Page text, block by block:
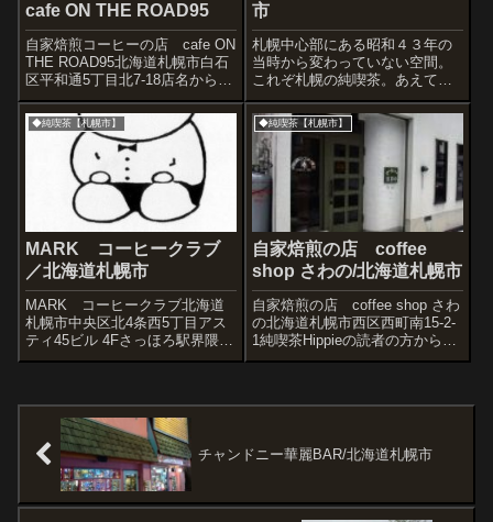
cafe ON THE ROAD95
自家焙煎コーヒーの店 cafe ON
THE ROAD95北海道札幌市白石
区平和通5丁目北7-18店名からし
て、店主が浜田省吾のファンで
あることは中年であれば割と多
くの人が推測できると思う。か
くいうぼくも昭和の頃、浜省の
ライブに連チャンで足...
市
札幌中心部にある昭和４３年の
当時から変わっていない空間。
これぞ札幌の純喫茶。あえて秘
密の喫茶。画像を見てご存じな
方も、そっと見守っていてほし
い。◆過去レポート
◆純喫茶【札幌市】
MARK コーヒークラブ
／北海道札幌市
MARK コーヒークラブ北海道
札幌市中央区北4条西5丁目アス
ティ45ビル 4Fさっほろ駅界隈で
おいしいコーヒーが飲みたくな
が、MARKさんへ。喫茶店が入
っている『アスティ４５』ビル
(...
◆純喫茶【札幌市】
自家焙煎の店 coffee
shop さわの/北海道札幌市
自家焙煎の店 coffee shop さわ
の北海道札幌市西区西町南15-2-
1純喫茶Hippieの読者の方から紹
介いただいた一軒家の喫茶店。
ンターでは経営されている御夫
チャンドニー華麗BAR/北海道札幌市